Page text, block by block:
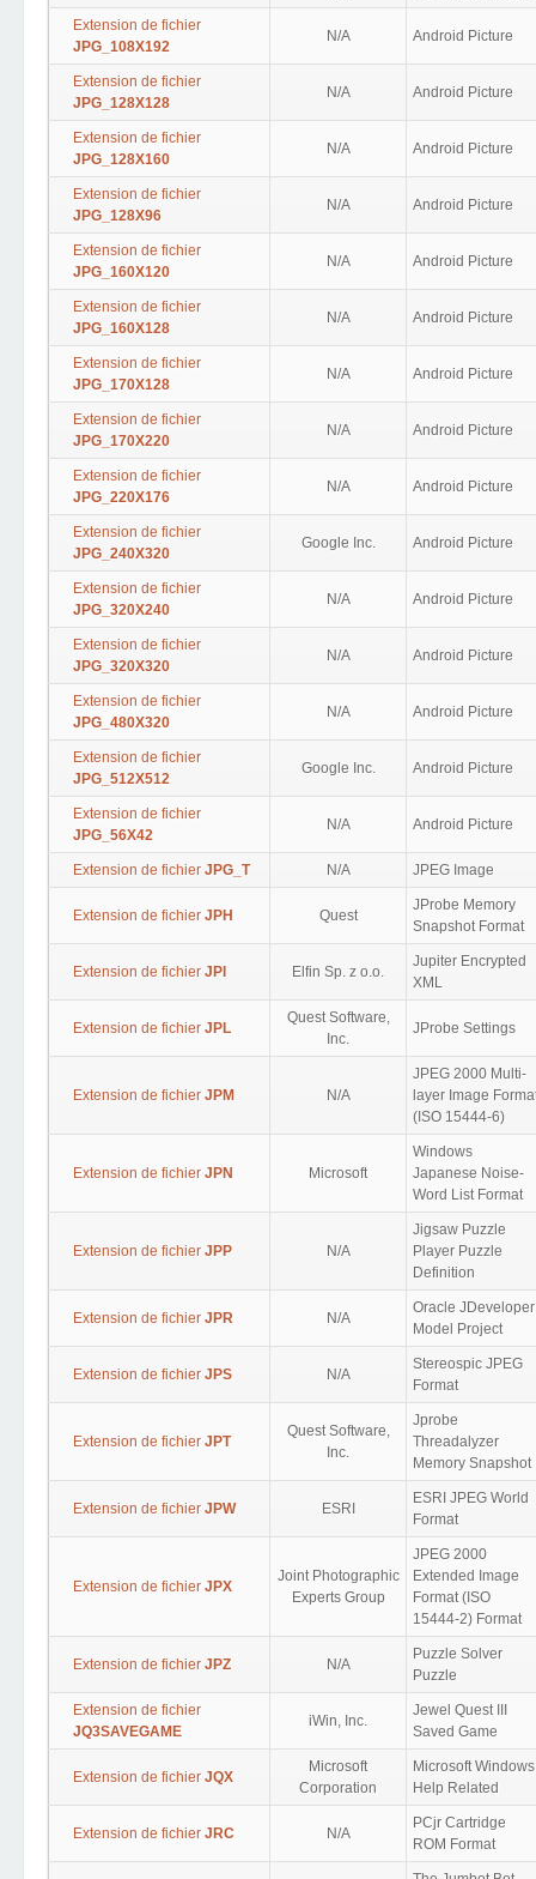
Extension de fichier
JPG_108X192
N/A Android Picture
Extension de fichier
JPG_128X128
N/A Android Picture
Extension de fichier
JPG_128X160
N/A Android Picture
Extension de fichier
JPG_128X96
N/A Android Picture
Extension de fichier
JPG_160X120
N/A Android Picture
Extension de fichier
JPG_160X128
N/A Android Picture
Extension de fichier
JPG_170X128
N/A Android Picture
Extension de fichier
JPG_170X220
N/A Android Picture
Extension de fichier
JPG_220X176
N/A Android Picture
Extension de fichier
JPG_240X320
Google Inc. Android Picture
Extension de fichier
JPG_320X240
N/A Android Picture
Extension de fichier
JPG_320X320
N/A Android Picture
Extension de fichier
JPG_480X320
N/A Android Picture
Extension de fichier
JPG_512X512
Google Inc. Android Picture
Extension de fichier
JPG_56X42
N/A Android Picture
Extension de fichier JPG_T N/A JPEG Image
Extension de fichier JPH Quest
JProbe Memory
Snapshot Format
Extension de fichier JPI Elfin Sp. z o.o.
Jupiter Encrypted
XML
Extension de fichier JPL
Quest Software,
Inc.
JProbe Settings
Extension de fichier JPM N/A
JPEG 2000 Multi-
layer Image
(ISO 15444-6)
Extension de fichier JPN Microsoft
Windows
Japanese Noise-
Word List Format
Extension de fichier JPP N/A
Jigsaw Puzzle
Player Puzzle
Definition
Extension de fichier JPR N/A
Oracle JDeveloper
Model Project
Extension de fichier JPS N/A
Stereospic JPEG
Format
Extension de fichier JPT
Quest Software,
Inc.
Jprobe
Threadalyzer
Memory Snapshot
Extension de fichier JPW ESRI
ESRI JPEG World
Format
Extension de fichier JPX
Joint Photographic
Experts Group
JPEG 2000
Extended Image
Format (ISO
15444-2) Format
Extension de fichier JPZ N/A
Puzzle Solver
Puzzle
Extension de fichier
JQ3SAVEGAME
iWin, Inc.
Jewel Quest III
Saved Game
Extension de fichier JQX
Microsoft
Corporation
Microsoft Windows
Help Related
Extension de fichier JRC N/A
PCjr Cartridge
ROM Format